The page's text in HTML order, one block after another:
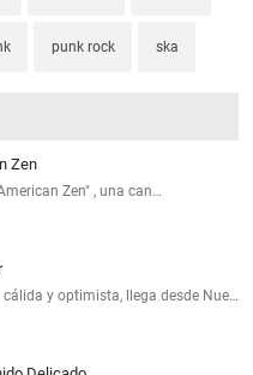
punk rock ska
Zen
Zen" , una can…
y optimista, llega desde Nue…